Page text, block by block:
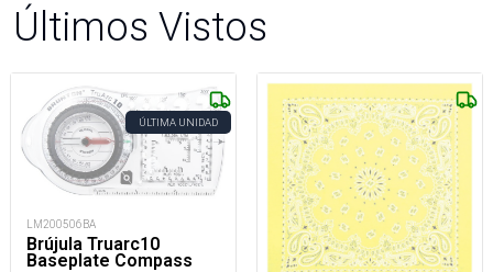
Últimos Vistos
ÚLTIMA UNIDAD
LM200506BA
Brújula Truarc10
Baseplate Compass